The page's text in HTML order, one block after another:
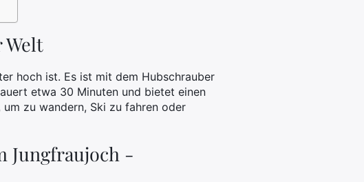
hoch ist. Es ist mit dem Hubschrauber
etwa 30 Minuten und bietet einen
zu wandern, Ski zu fahren oder
Jungfraujoch -